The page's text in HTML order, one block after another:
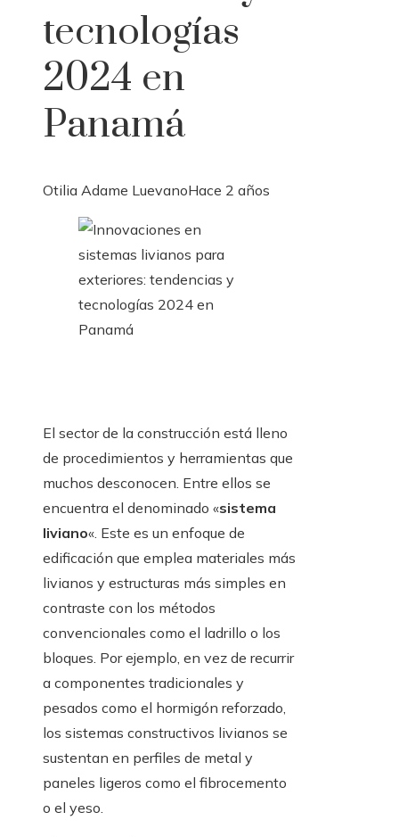
tecnologías
2024 en
Panamá
Otilia Adame LuevanoHace 2 años
El sector de la construcción está lleno
de procedimientos y herramientas que
muchos desconocen. Entre ellos se
encuentra el denominado «sistema
liviano«. Este es un enfoque de
edificación que emplea materiales más
livianos y estructuras más simples en
contraste con los métodos
convencionales como el ladrillo o los
bloques. Por ejemplo, en vez de recurrir
a componentes tradicionales y
pesados como el hormigón reforzado,
los sistemas constructivos livianos se
sustentan en perfiles de metal y
paneles ligeros como el fibrocemento
o el yeso.